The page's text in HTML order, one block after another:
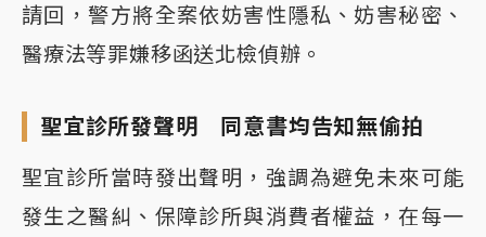
請回，警方將全案依妨害性隱私、妨害秘密、
醫療法等罪嫌移函送北檢偵辦。
聖宜診所發聲明 同意書均告知無偷拍
聖宜診所當時發出聲明，強調為避免未來可能
發生之醫糾、保障診所與消費者權益，在每一